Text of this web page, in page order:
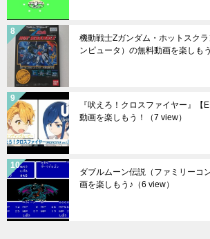
機動戦士Ζガンダム・ホットスク
ンピュータ）の無料動画を楽しも
『吠えろ！クロスファイヤー』【
動画を楽しもう！
（7 view）
ダブルムーン伝説（ファミリーコ
画を楽しもう♪ （6 view）